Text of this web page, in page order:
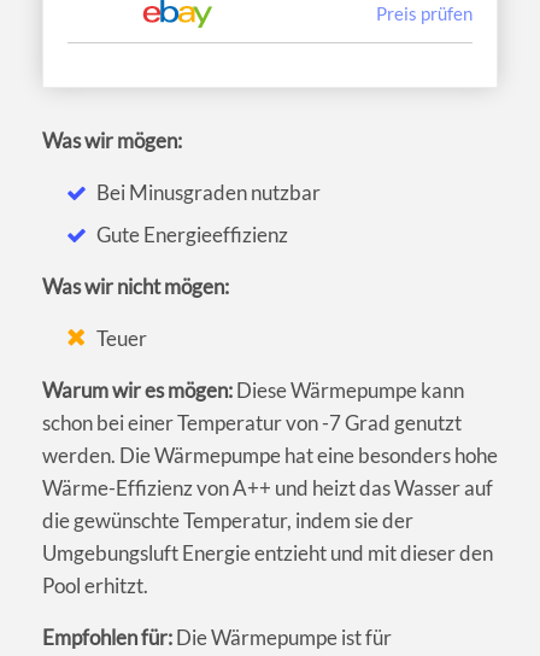
Preis prüfen
Was wir mögen:
Bei Minusgraden nutzbar
Gute Energieeffizienz
Was wir nicht mögen:
Teuer
Warum wir es mögen:Diese Wärmepumpe kann
schon bei einer Temperatur von -7 Grad genutzt
werden. Die Wärmepumpe hat eine besonders hohe
Wärme-Effizienz von A++ und heizt das Wasser auf
die gewünschte Temperatur, indem sie der
Umgebungsluft Energie entzieht und mit dieser den
Pool erhitzt.
Empfohlen für:Die Wärmepumpe ist für